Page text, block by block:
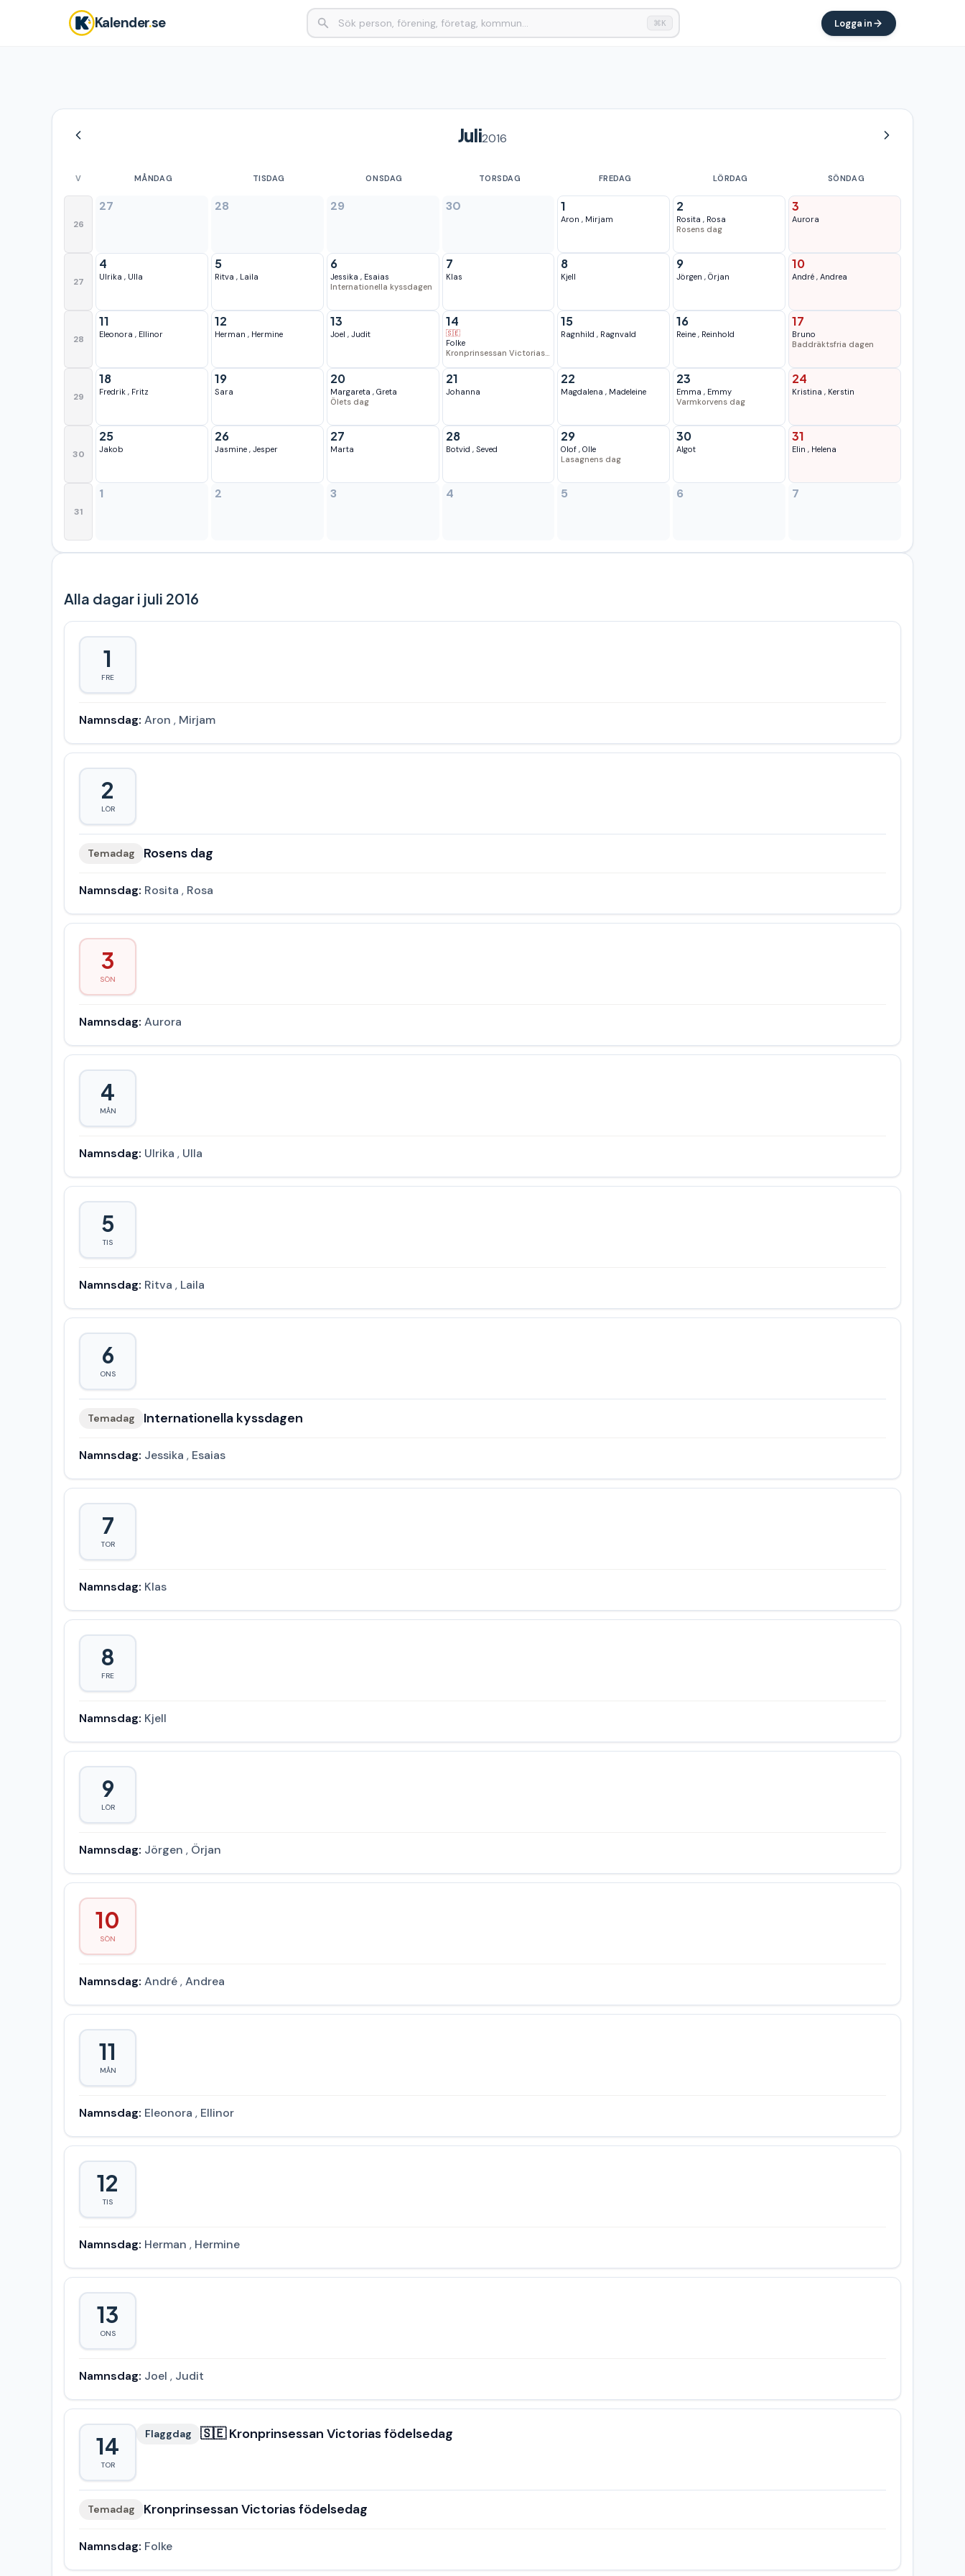
Kalender.se ⌘K Logga in
Juli2016
V MÅNDAG TISDAG ONSDAG TORSDAG FREDAG LÖRDAG SÖNDAG
26
27 28 29 30 1
Aron , Mirjam
2
Rosita , Rosa
Rosens dag
3
Aurora
27
4
Ulrika , Ulla
5
Ritva , Laila
6
Jessika , Esaias
Internationella kyssdagen
7
Klas
8
Kjell
9
Jörgen ,Örjan
10
André ,Andrea
28
11
Eleonora , Ellinor
12
Herman , Hermine
13
Joel , Judit
14
🇸🇪
Folke
Kronprinsessan Victorias födelsedag
15
Ragnhild , Ragnvald
16
Reine , Reinhold
17
Bruno
Baddräktsfria dagen
29
18
Fredrik , Fritz
19
Sara
20
Margareta , Greta
Ölets dag
21
Johanna
22
Magdalena , Madeleine
23
Emma , Emmy
Varmkorvens dag
24
Kristina , Kerstin
30
25
Jakob
26
Jasmine, Jesper
27
Marta
28
Botvid , Seved
29
Olof ,Olle
Lasagnens dag
30
Algot
31
Elin , Helena
31
1 2 3 4 5 6 7
Alla dagar i juli 2016
1
FRE
Namnsdag: Aron , Mirjam
2
LÖR
Temadag Rosens dag
Namnsdag: Rosita , Rosa
3
SÖN
Namnsdag: Aurora
4
MÅN
Namnsdag: Ulrika , Ulla
5
TIS
Namnsdag: Ritva , Laila
6
ONS
Temadag Internationella kyssdagen
Namnsdag: Jessika , Esaias
7
TOR
Namnsdag: Klas
8
FRE
Namnsdag: Kjell
9
LÖR
Namnsdag: Jörgen , Örjan
10
SÖN
Namnsdag: André,Andrea
11
MÅN
Namnsdag: Eleonora , Ellinor
12
TIS
Namnsdag: Herman , Hermine
13
ONS
Namnsdag: Joel , Judit
14
TOR
Flaggdag 🇸🇪 Kronprinsessan Victorias födelsedag
Temadag Kronprinsessan Victorias födelsedag
Namnsdag: Folke